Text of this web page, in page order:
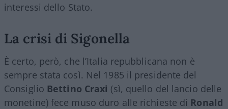
interessi dello Stato.
La crisi di Sigonella
È certo, però, che l’Italia repubblicana non è
sempre stata così. Nel 1985 il presidente del
Consiglio Bettino Craxi (sì, quello del lancio delle
monetine) fece muso duro alle richieste di Ronald